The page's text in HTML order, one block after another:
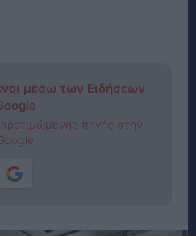
μέσω των Ειδήσεων
πηγής στην